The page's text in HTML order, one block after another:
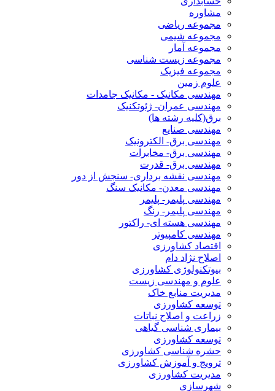
مشاوره
مجموعه ریاضی
مجموعه شیمی
مجموعه آمار
مجموعه زیست شناسی
مجموعه فیزیک
علوم زمین
مهندسی مکانیک - مکانیک جامدات
مهندسی عمران- ژئوتکنیک
برق(کلیه رشته ها)
مهندسی صنایع
مهندسی برق- الکترونیک
مهندسی برق- مخابرات
مهندسی برق- قدرت
مهندسی نقشه برداری- سنجش از دور
مهندسی معدن- مکانیک سنگ
مهندسی پلیمر- پلیمر
مهندسی پلیمر- رنگ
مهندسی هسته ای- راکتور
مهندسی کامپیوتر
اقتصاد کشاورزی
اصلاح نژاد دام
بیوتکنولوژی کشاورزی
علوم و مهندسی زیست
مدیریت منابع خاک
توسعه کشاورزی
زراعت و اصلاح نباتات
بیماری شناسی گیاهی
توسعه کشاورزی
حشره شناسی کشاورزی
ترویج و آموزش کشاورزی
مدیریت کشاورزی
شهرسازی